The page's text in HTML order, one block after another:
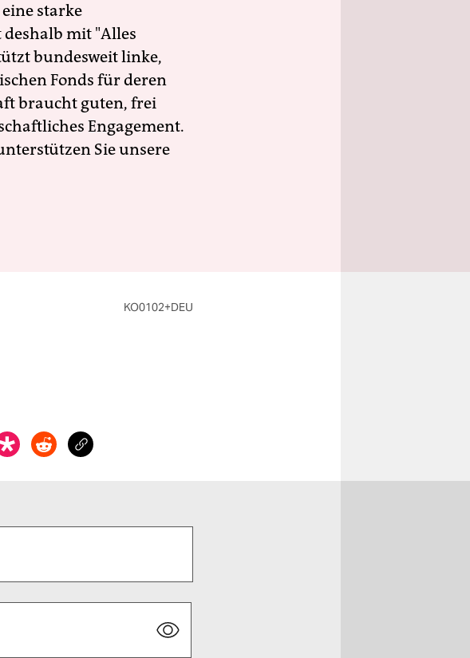
starke
mit "Alles
bundesweit linke,
Fonds für deren
braucht guten, frei
Engagement.
Sie unsere
KO0102+DEU